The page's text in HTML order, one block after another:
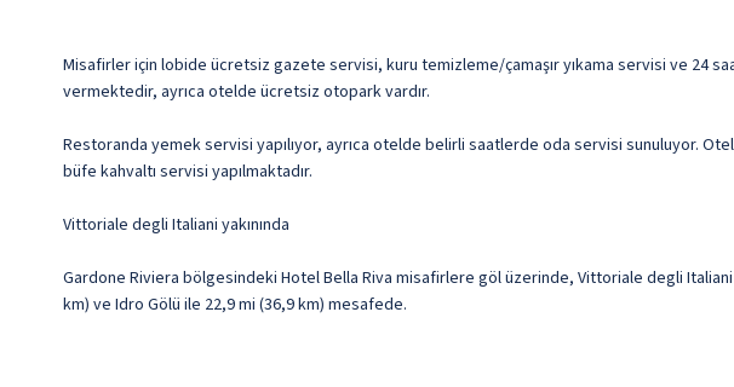
Misafirler için lobide ücretsiz gazete servisi, kuru temizleme/çamaşır yıkama servisi ve 24
vermektedir, ayrıca otelde ücretsiz otopark vardır.
Restoranda yemek servisi yapılıyor, ayrıca otelde belirli saatlerde oda servisi sunuluyor.
büfe kahvaltı servisi yapılmaktadır.
Vittoriale degli Italiani yakınında
Gardone Riviera bölgesindeki Hotel Bella Riva misafirlere göl üzerinde, Vittoriale degli Italiani
km) ve Idro Gölü ile 22,9 mi (36,9 km) mesafede.